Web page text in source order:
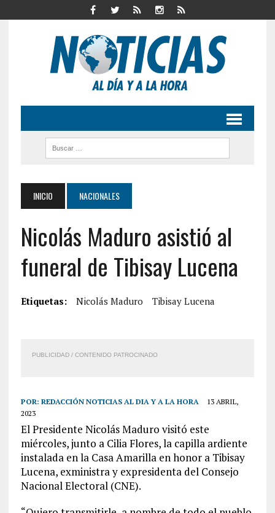
INICIO NACIONALES
Nicolás Maduro asistió al
funeral de Tibisay Lucena
Etiquetas: Nicolás Maduro Tibisay Lucena
PUBLICIDAD / CONTENIDO PATROCINADO
POR: REDACCIÓN NOTICIAS AL DIA Y A LA HORA
13 ABRIL,
2023
El Presidente Nicolás Maduro visitó este
miércoles, junto a Cilia Flores, la capilla ardiente
instalada en la Casa Amarilla en honor a Tibisay
Lucena, exministra y expresidenta del Consejo
Nacional Electoral (CNE).